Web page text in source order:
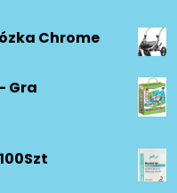
Chrome
Gra